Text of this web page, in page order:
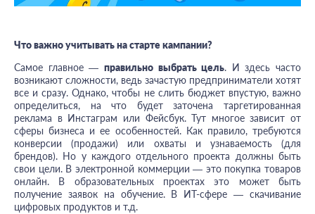
Что важно учитывать на старте кампании?
Самое главное — правильно выбрать цель. И здесь часто
возникают сложности, ведь зачастую предприниматели хотят
все и сразу. Однако, чтобы не слить бюджет впустую, важно
определиться, на что будет заточена таргетированная
реклама в Инстаграм или Фейсбук. Тут многое зависит от
сферы бизнеса и ее особенностей. Как правило, требуются
конверсии (продажи) или охваты и узнаваемость (для
брендов). Но у каждого отдельного проекта должны быть
свои цели. В электронной коммерции — это покупка товаров
онлайн. В образовательных проектах это может быть
получение заявок на обучение. В ИТ-сфере — скачивание
цифровых продуктов и т.д.